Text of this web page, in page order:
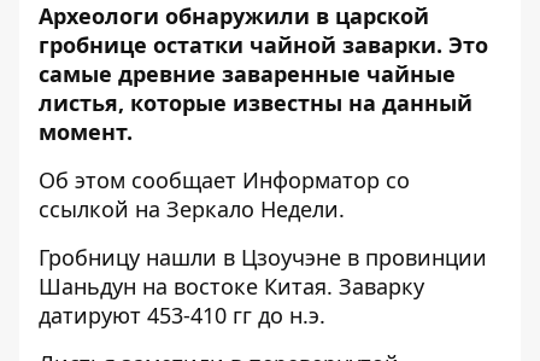
Археологи обнаружили в царской
гробнице остатки чайной заварки. Это
самые древние заваренные чайные
листья, которые известны на данный
момент.
Об этом сообщает Информатор со
ссылкой на Зеркало Недели.
Гробницу нашли в Цзоучэне в провинции
Шаньдун на востоке Китая. Заварку
датируют 453-410 гг до н.э.